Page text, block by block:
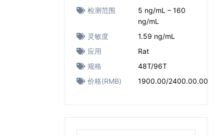
检测范围
5 ng/mL – 160
ng/mL
灵敏度
1.59 ng/mL
应用
Rat
规格
48T/96T
价格(RMB)
1900.00/2400.00.00